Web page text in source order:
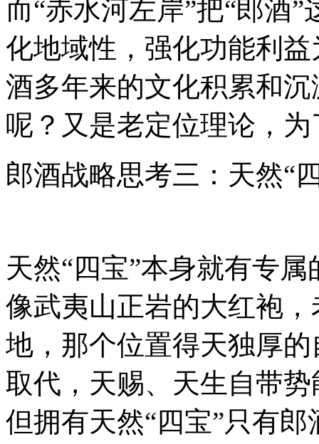
而“赤水河左岸”把“郎酒
化地域性，强化功能利
酒多年来的文化积累和
呢？又是老定位理论，
郎酒战略思考三：天然“
天然“四宝”本身就有专
像武夷山正岩的大红袍
地，那个位置得天独厚
取代，天赐、天生自带
但拥有天然“四宝”只有郎